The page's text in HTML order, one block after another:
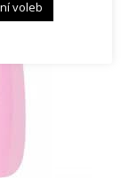
voleb